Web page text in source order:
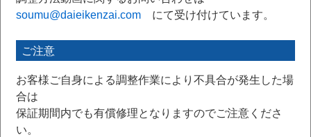
soumu@daieikenzai.com にて受け付けています。
ご注意
お客様ご自身による調整作業により不具合が発生した場
合は
保証期間内でも有償修理となりますのでご注意くださ
い。